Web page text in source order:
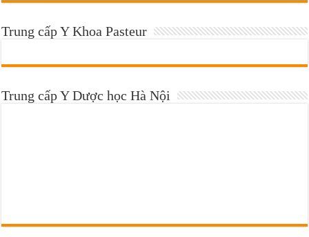
Trung cấp Y Khoa Pasteur
Trung cấp Y Dược học Hà Nội